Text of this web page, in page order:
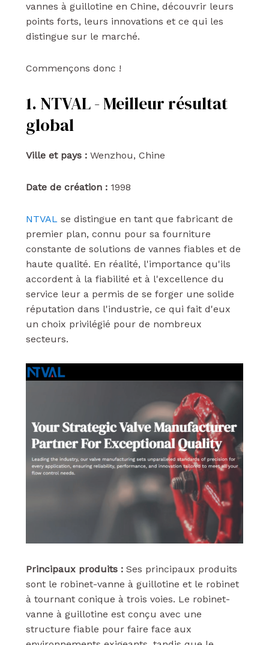
vannes à guillotine en Chine, découvrir leurs
points forts, leurs innovations et ce qui les
distingue sur le marché.
Commençons donc !
1. NTVAL - Meilleur résultat
global
Ville et pays :Wenzhou, Chine
Date de création :1998
NTVAL se distingue en tant que fabricant de
premier plan, connu pour sa fourniture
constante de solutions de vannes fiables et de
haute qualité. En réalité, l'importance qu'ils
accordent à la fiabilité et à l'excellence du
service leur a permis de se forger une solide
réputation dans l'industrie, ce qui fait d'eux
un choix privilégié pour de nombreux
secteurs.
Principaux produits :Ses principaux produits
sont le robinet-vanne à guillotine et le robinet
à tournant conique à trois voies. Le robinet-
vanne à guillotine est conçu avec une
structure fiable pour faire face aux